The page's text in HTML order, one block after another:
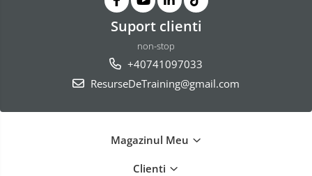
Suport clienti
non-stop
+40741097033
ResurseDeTraining@gmail.com
Magazinul Meu
Clienti